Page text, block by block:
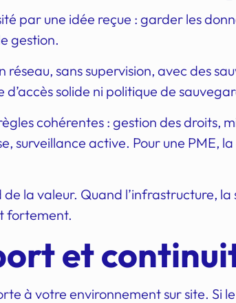
par une idée reçue : garder les
gestion.
sans supervision, avec des
solide ni politique de
cohérentes : gestion des droits,
active. Pour une PME,
la valeur. Quand l’infrastructure,
fortement.
et
à votre environnement sur site. Si